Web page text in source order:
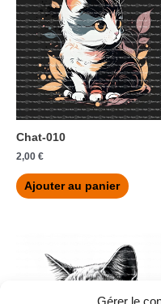
Gérer le
Chat-010
2,00 €
Ajouter au panier